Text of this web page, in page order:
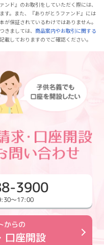
ド』のお取引をしていただく際には、
す。また、『ありがとうファンド』には
保証されているわけではありません。
きましては、商品案内やお取引に関する
しておりますのでご確認ください。
3900
～17:00
からの
口座開設